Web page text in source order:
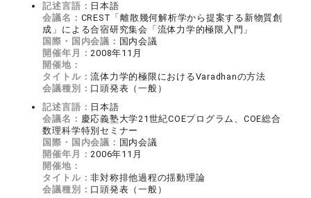
記述言語： 日本語
会議名： CREST「離散幾何解析学から提案する新物質創
成」による合宿研究集会「流体力学的極限入門」
国際・国内会議： 国内会議
開催年月：2008年11月
開催地：
タイトル：流体力学的極限におけるVaradhanの方法
会議種別： 口頭発表（一般）
記述言語： 日本語
会議名： 慶応義塾大学21世紀COEプログラム、COE総合
数理科学特別セミナー
国際・国内会議： 国内会議
開催年月：2006年11月
開催地：
タイトル：非対称排他過程の揺動理論
会議種別： 口頭発表（一般）